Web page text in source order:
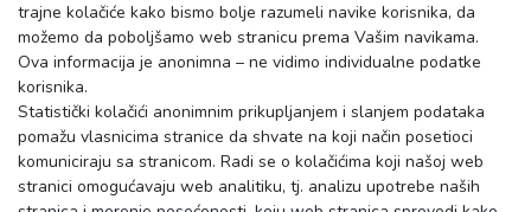
trajne kolačiće kako bismo bolje razumeli navike korisnika, da
možemo da poboljšamo web stranicu prema Vašim navikama.
Ova informacija je anonimna – ne vidimo individualne podatke
korisnika.
Statistički kolačići anonimnim prikupljanjem i slanjem podataka
pomažu vlasnicima stranice da shvate na koji način posetioci
komuniciraju sa stranicom. Radi se o kolačićima koji našoj web
stranici omogućavaju web analitiku, tj. analizu upotrebe naših